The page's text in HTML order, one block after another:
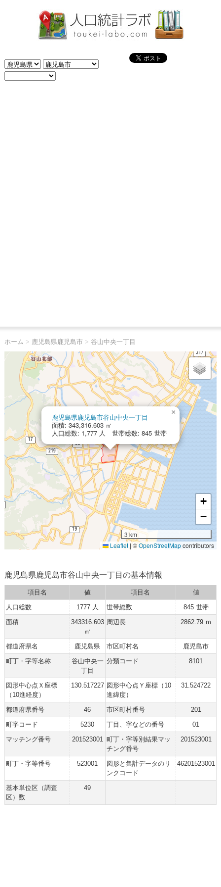
ホーム > 鹿児島県鹿児島市> 谷山中央一丁目
鹿児島県鹿児島市谷山中央一丁目
面積: 343,316.603 ㎡
人口総数: 1,777 人 世帯総数: 845 世帯
×
+
−
3 km
Leaflet | ©OpenStreetMapcontributors
鹿児島県鹿児島市谷山中央一丁目の基本情報
項目名 値 項目名
値
人口総数
1777 人 世帯総数
845 世帯
面積
343316.603
㎡
周辺長 2862.79 ｍ
都道府県名 鹿児島県 市区町村名
鹿児島市
町丁・字等名称
谷山中央一
丁目
分類コード 8101
図形中心点Ｘ座標
（10進経度）
130.517227 図形中心点Ｙ座標（10
進緯度）
31.524722
都道府県番号 46 市区町村番号
201
町字コード
5230 丁目、字などの番号
01
マッチング番号
201523001 町丁・字等別結果マッ
チング番号
201523001
町丁・字等番号 523001
図形と集計データのリ
ンクコード
46201523001
基本単位区（調査
区）数
49